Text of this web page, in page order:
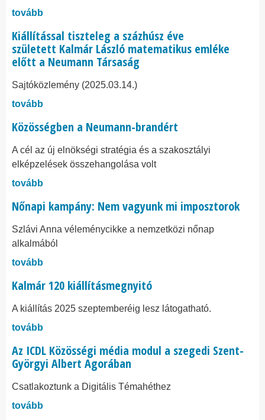
tovább
Kiállítással tiszteleg a százhúsz éve
született Kalmár László matematikus emléke
előtt a Neumann Társaság
Sajtóközlemény (2025.03.14.)
tovább
Közösségben a Neumann-brandért
A cél az új elnökségi stratégia és a szakosztályi
elképzelések összehangolása volt
tovább
Nőnapi kampány: Nem vagyunk mi imposztorok
Szlávi Anna véleménycikke a nemzetközi nőnap
alkalmából
tovább
Kalmár 120 kiállításmegnyitó
A kiállítás 2025 szeptemberéig lesz látogatható.
tovább
Az ICDL Közösségi média modul a szegedi Szent-
Györgyi Albert Agorában
Csatlakoztunk a Digitális Témahéthez
tovább